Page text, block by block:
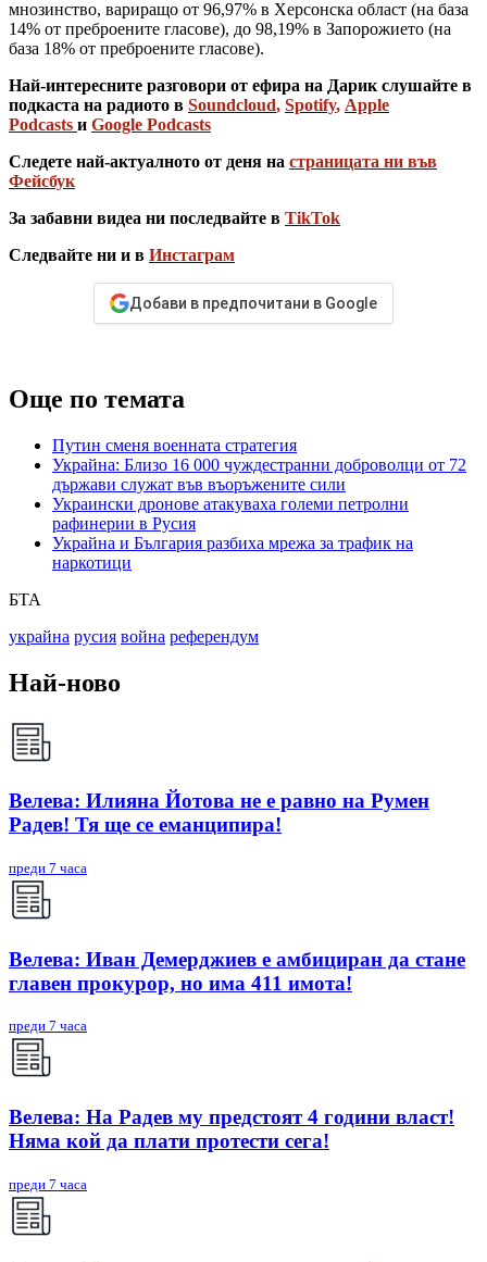
мнозинство, вариращо от 96,97% в Херсонска област (на база
14% от преброените гласове), до 98,19% в Запорожието (на
база 18% от преброените гласове).
Най-интересните разговори от ефира на Дарик слушайте в
подкаста на радиото в Soundcloud, Spotify, Apple
Podcasts и Google Podcasts
Следете най-актуалното от деня на страницата ни във
Фейсбук
За забавни видеа ни последвайте в TikTok
Следвайте ни и в Инстаграм
Добави в предпочитани в Google
Още по темата
Путин сменя военната стратегия
Украйна: Близо 16 000 чуждестранни доброволци от 72
държави служат във въоръжените сили
Украински дронове атакуваха големи петролни
рафинерии в Русия
Украйна и България разбиха мрежа за трафик на
наркотици
БТА
украйна русия война референдум
Най-ново
Велева: Илияна Йотова не е равно на Румен
Радев! Тя ще се еманципира!
преди 7 часа
Велева: Иван Демерджиев е амбициран да стане
главен прокурор, но има 411 имота!
преди 7 часа
Велева: На Радев му предстоят 4 години власт!
Няма кой да плати протести сега!
преди 7 часа